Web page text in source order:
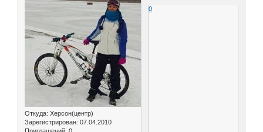
Откуда: Херсон(центр)
Зарегистрирован: 07.04.2010
0